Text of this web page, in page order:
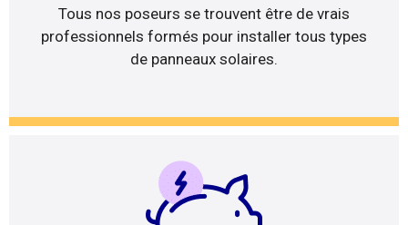
Tous nos poseurs se trouvent être de vrais
professionnels formés pour installer tous types
de panneaux solaires.